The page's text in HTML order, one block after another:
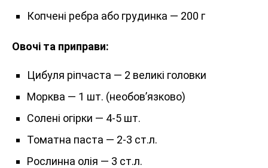
Копчені ребра або грудинка — 200 г
Овочі та приправи:
Цибуля ріпчаста — 2 великі головки
Морква — 1 шт. (необов’язково)
Солені огірки — 4-5 шт.
Томатна паста — 2-3 ст.л.
Рослинна олія — 3 ст.л.